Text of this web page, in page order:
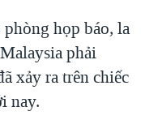
họp báo, la
phải
xảy ra trên chiếc
nay.